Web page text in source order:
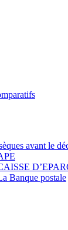
avant le
Banque postale